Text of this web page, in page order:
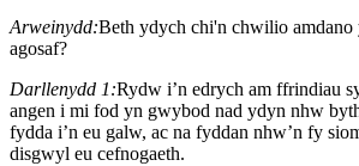
Arweinydd:Beth ydych chi'n chwilio
agosaf?
Darllenydd 1:Rydw i’n edrych am ffrindiau
angen i mi fod yn gwybod nad ydyn nhw
fydda i’n eu galw, ac na fyddan nhw’n fy
disgwyl eu cefnogaeth.